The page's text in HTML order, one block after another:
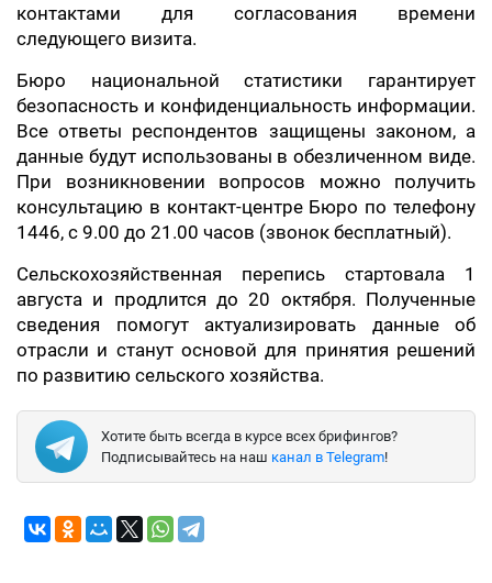
контактами для согласования времени
следующего визита.
Бюро национальной статистики гарантирует
безопасность и конфиденциальность информации.
Все ответы респондентов защищены законом, а
данные будут использованы в обезличенном виде.
При возникновении вопросов можно получить
консультацию в контакт-центре Бюро по телефону
1446, с 9.00 до 21.00 часов (звонок бесплатный).
Сельскохозяйственная перепись стартовала 1
августа и продлится до 20 октября. Полученные
сведения помогут актуализировать данные об
отрасли и станут основой для принятия решений
по развитию сельского хозяйства.
Хотите быть всегда в курсе всех брифингов?
Подписывайтесь на наш канал в Telegram!